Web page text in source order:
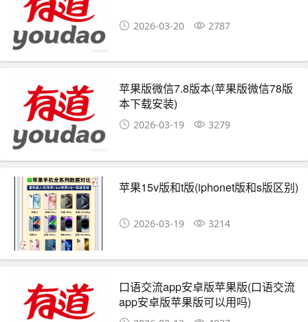
2026-03-20 2787
苹果版微信7.8版本(苹果版微信78版
本下载安装)
2026-03-19 3279
苹果15v版和t版(iphonet版和s版区别)
2026-03-19 3214
口语交流app安卓版苹果版(口语交流
app安卓版苹果版可以用吗)